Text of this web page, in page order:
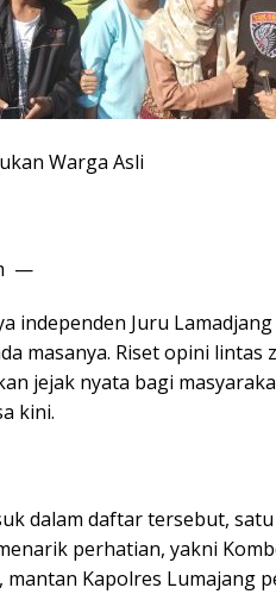
Warga Asli
—
independen Juru
masanya. Riset opini lintas
jejak nyata bagi
kini.
dalam daftar tersebut,
perhatian, yakni
mantan Kapolres Lumajang